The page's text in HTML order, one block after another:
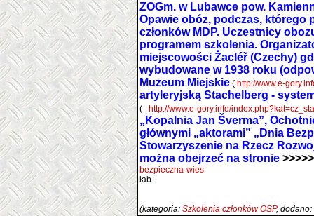
ZOGm. w Lubawce pow.
Opawie obóz, podczas, którego
członków MDP. Uczestnicy
programem szkolenia.
miejscowości Žacléř (Czechy)
wybudowane w 1938 roku
Muzeum Miejskie ( http://www.e-
artyleryjską Stachelberg -
( http://www.e-gory.info/
„Kopalnia Jan Šverma”,
głównymi „aktorami” „Dnia
Stowarzyszenie na Rzecz
można obejrzeć na stronie >>>>>
bezpieczna-wies
łab.
(kategoria: Szkolenia członków OSP,